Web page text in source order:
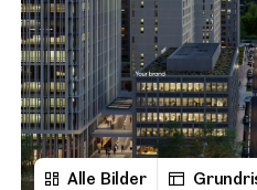
Alle Bilder
Direkte:r
Anrufen oder Rückruf